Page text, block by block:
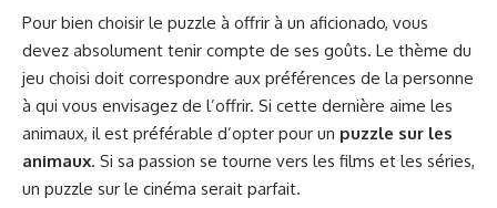
Pour bien choisir le puzzle à offrir à un aficionado, vous
devez absolument tenir compte de ses goûts. Le thème du
jeu choisi doit correspondre aux préférences de la personne
à qui vous envisagez de l’offrir. Si cette dernière aime les
animaux, il est préférable d’opter pour un puzzle sur les
animaux. Si sa passion se tourne vers les films et les séries,
un puzzle sur le cinéma serait parfait.